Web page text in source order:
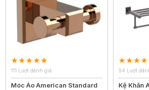
111 Lượt đánh giá
Móc Áo American Standard
94 Lượt
Kệ Khăn